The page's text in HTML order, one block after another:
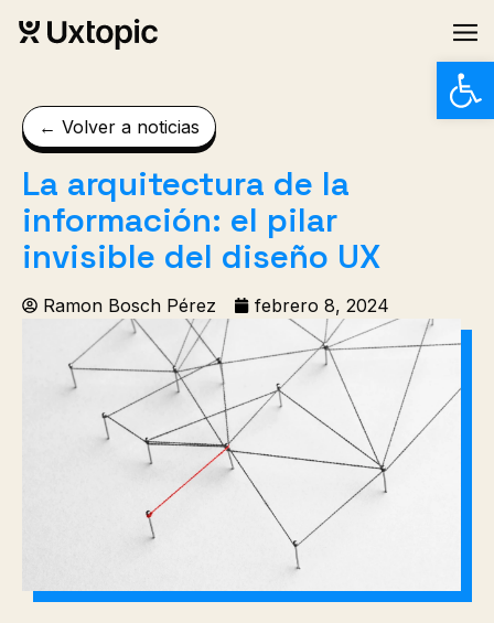
Abrir
← Volver a noticias
La arquitectura de la
información: el pilar
invisible del diseño UX
Ramon Bosch Pérez febrero 8, 2024